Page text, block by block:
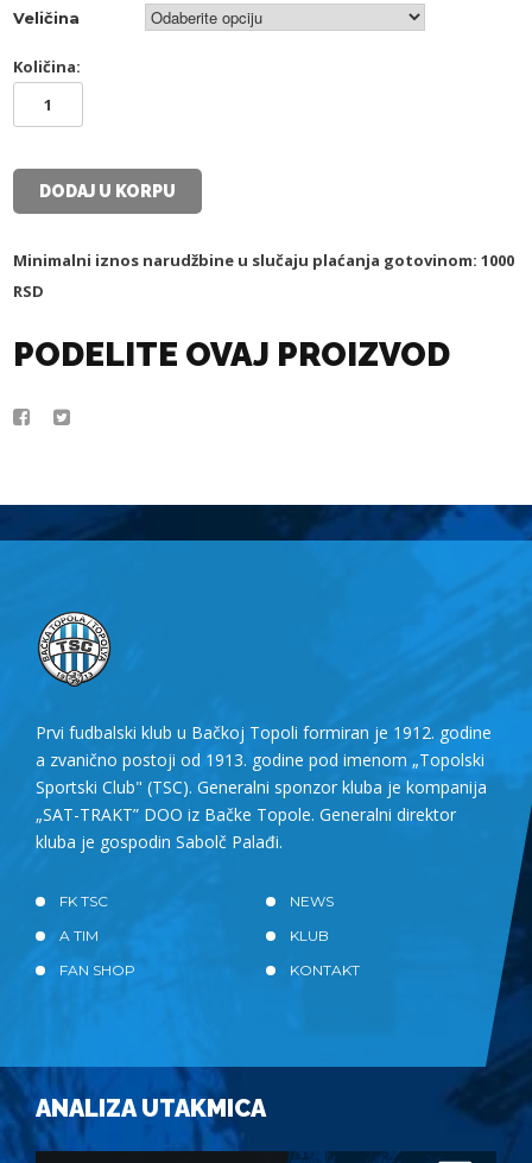
Veličina
Količina:
TSC
DRES
2025-
2026
&
PLAVI
ZA
ODRASLE
DODAJ U KORPU
Minimalni iznos narudžbine u slučaju plaćanja gotovinom: 1000
RSD
PODELITE OVAJ PROIZVOD
Prvi fudbalski klub u Bačkoj Topoli formiran je 1912. godine
a zvanično postoji od 1913. godine pod imenom „Topolski
Sportski Club" (TSC). Generalni sponzor kluba je kompanija
„SAT-TRAKT” DOO iz Bačke Topole. Generalni direktor
kluba je gospodin Sabolč Palađi.
FK TSC
NEWS
A TIM
KLUB
FAN SHOP
KONTAKT
ANALIZA UTAKMICA